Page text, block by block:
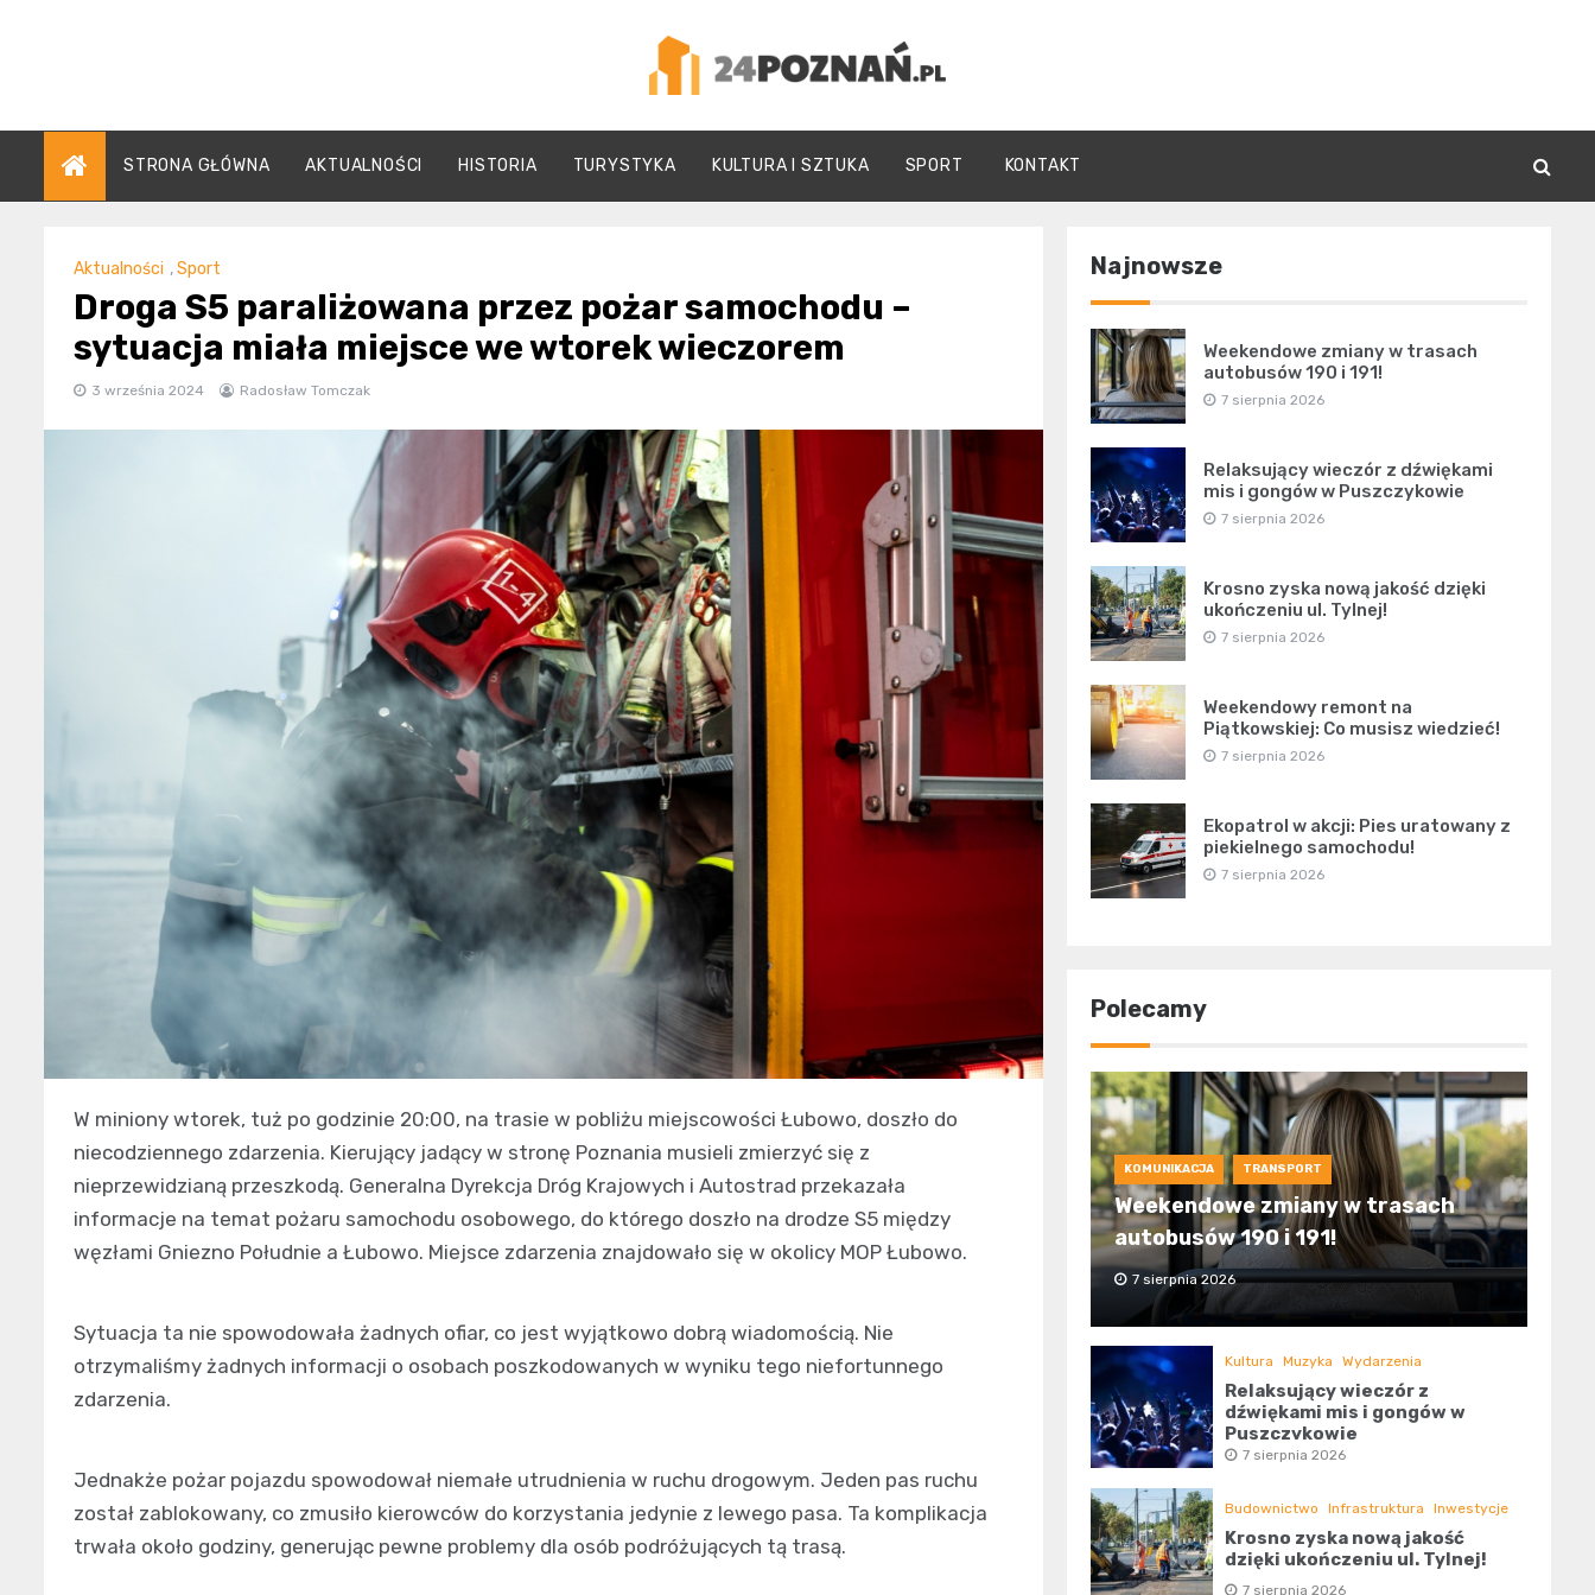
24Poznań.pl
STRONA GŁÓWNA AKTUALNOŚCI HISTORIA TURYSTYKA KULTURA I SZTUKA SPORT KONTAKT
Aktualności ,Sport
Droga S5 paraliżowana przez pożar samochodu –
sytuacja miała miejsce we wtorek wieczorem
3 września 2024 Radosław Tomczak
W miniony wtorek, tuż po godzinie 20:00, na trasie w pobliżu miejscowości Łubowo, doszło do
niecodziennego zdarzenia. Kierujący jadący w stronę Poznania musieli zmierzyć się z
nieprzewidzianą przeszkodą. Generalna Dyrekcja Dróg Krajowych i Autostrad przekazała
informacje na temat pożaru samochodu osobowego, do którego doszło na drodze S5 między
węzłami Gniezno Południe a Łubowo. Miejsce zdarzenia znajdowało się w okolicy MOP Łubowo.
Sytuacja ta nie spowodowała żadnych ofiar, co jest wyjątkowo dobrą wiadomością. Nie
otrzymaliśmy żadnych informacji o osobach poszkodowanych w wyniku tego niefortunnego
zdarzenia.
Jednakże pożar pojazdu spowodował niemałe utrudnienia w ruchu drogowym. Jeden pas ruchu
został zablokowany, co zmusiło kierowców do korzystania jedynie z lewego pasa. Ta komplikacja
trwała około godziny, generując pewne problemy dla osób podróżujących tą trasą.
Najnowsze
Weekendowe zmiany w trasach
autobusów 190 i 191!
7 sierpnia 2026
Relaksujący wieczór z dźwiękami
mis i gongów w Puszczykowie
7 sierpnia 2026
Krosno zyska nową jakość dzięki
ukończeniu ul. Tylnej!
7 sierpnia 2026
Weekendowy remont na
Piątkowskiej: Co musisz wiedzieć!
7 sierpnia 2026
Ekopatrol w akcji: Pies uratowany z
piekielnego samochodu!
7 sierpnia 2026
Polecamy
KOMUNIKACJA TRANSPORT
Weekendowe zmiany w trasach
autobusów 190 i 191!
7 sierpnia 2026
Kultura Muzyka Wydarzenia
Relaksujący wieczór z
dźwiękami mis i gongów w
Puszczykowie
7 sierpnia 2026
Budownictwo Infrastruktura Inwestycje
Krosno zyska nową jakość
dzięki ukończeniu ul. Tylnej!
7 sierpnia 2026